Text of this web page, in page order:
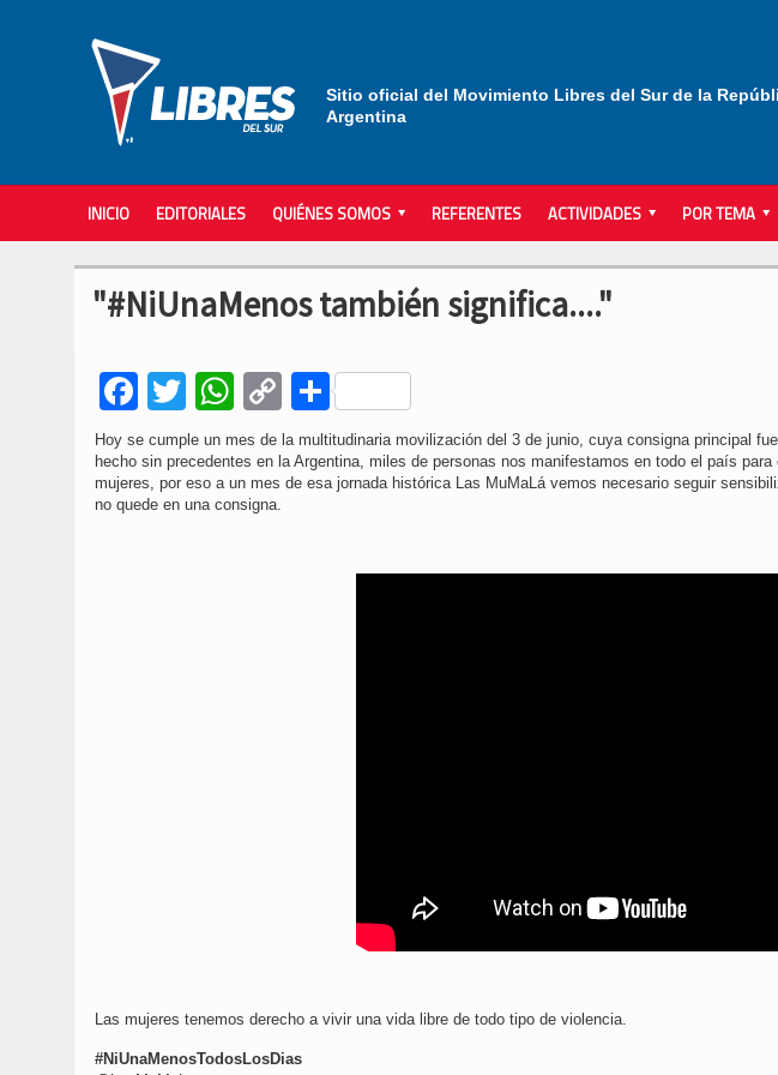
Sitio oficial del Movimiento Libres del Sur de la
Argentina
INICIO EDITORIALES QUIÉNES SOMOS REFERENTES ACTIVIDADES POR TEMA
"​#NiUnaMenos también significa...."
Facebook
TwitterWhatsApp
Copy
Link
Compartir
Hoy se cumple un mes de la multitudinaria movilización del 3 de junio, cuya consigna principal
hecho sin precedentes en la Argentina, miles de personas nos manifestamos en todo el país
mujeres, por eso a un mes de esa jornada histórica Las MuMaLá vemos necesario seguir
no quede en una consigna.
Las mujeres tenemos derecho a vivir una vida libre de todo tipo de violencia.
#‎NiUnaMenosTodosLosDias‬